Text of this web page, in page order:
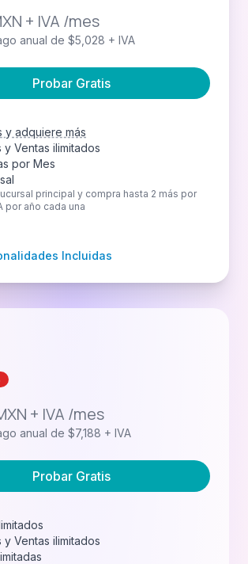
+ IVA /mes
anual de $5,028 + IVA
Probar Gratis
y adquiere más
Ventas ilimitados
por Mes
principal y compra hasta 2 más por
por año cada una
Incluidas
+ IVA /mes
anual de $7,188 + IVA
Probar Gratis
Ventas ilimitados